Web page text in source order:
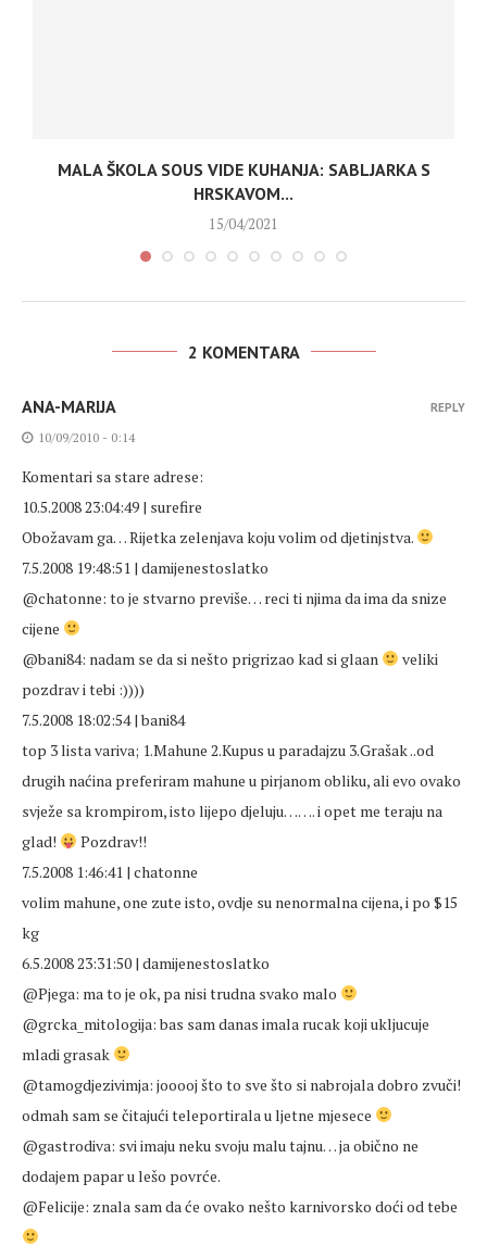
MALA ŠKOLA SOUS VIDE KUHANJA: SABLJARKA S
HRSKAVOM...
15/04/2021
2 KOMENTARA
ANA-MARIJA
10/09/2010 - 0:14
Komentari sa stare adrese:
10.5.2008 23:04:49 | surefire
Obožavam ga… Rijetka zelenjava koju volim od djetinjstva.
7.5.2008 19:48:51 | damijenestoslatko
@chatonne: to je stvarno previše… reci ti njima da ima da snize
cijene
@bani84: nadam se da si nešto prigrizao kad si glaan
veliki
pozdrav i tebi :))))
7.5.2008 18:02:54 | bani84
top 3 lista variva; 1.Mahune 2.Kupus u paradajzu 3.Grašak ..od
drugih naćina preferiram mahune u pirjanom obliku, ali evo ovako
svježe sa krompirom, isto lijepo djeluju……. i opet me teraju na
glad!
Pozdrav!!
7.5.2008 1:46:41 | chatonne
volim mahune, one zute isto, ovdje su nenormalna cijena, i po $15
kg
6.5.2008 23:31:50 | damijenestoslatko
@Pjega: ma to je ok, pa nisi trudna svako malo
@grcka_mitologija: bas sam danas imala rucak koji ukljucuje
mladi grasak
@tamogdjezivimja: jooooj što to sve što si nabrojala dobro zvuči!
odmah sam se čitajući teleportirala u ljetne mjesece
@gastrodiva: svi imaju neku svoju malu tajnu… ja obično ne
dodajem papar u lešo povrće.
@Felicije: znala sam da će ovako nešto karnivorsko doći od tebe
REPLY